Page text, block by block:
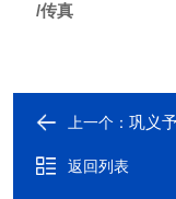
/传真
上一个： 巩义
返回列表